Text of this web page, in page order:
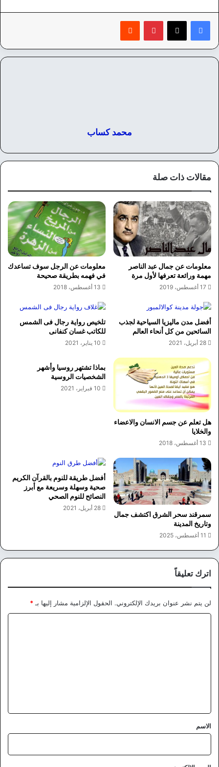
بينتيريست
محمد كساب
مقالات ذات صلة
معلومات عن جمال عبد الناصر
مهمة ورائعة تعرفها لأول مرة
17 أغسطس، 2019
معلومات عن الرجل سوف تساعدك
في فهمه بطريقة صحيحة
13 أغسطس، 2018
أفضل مدن ماليزيا السياحية لجذب
السائحين من كل أنحاء العالم
28 أبريل، 2021
تلخيص رواية رجال فى الشمس
للكاتب غسان كنفانى
10 يناير، 2021
هل تعلم عن جسم الانسان والاعضاء
والخلايا
13 أغسطس، 2018
بماذا تشتهر روسيا وأشهر
الشخصيات الروسية
10 فبراير، 2021
سمرقند سحر الشرق اكتشف جمال
وتاريخ المدينة
11 أغسطس، 2025
أفضل طريقة للنوم بالقرآن الكريم
صحية وسهلة وسريعة مع أبرز
النصائح للنوم الصحي
28 أبريل، 2021
اترك تعليقاً
لن يتم نشر عنوان بريدك الإلكتروني. الحقول الإلزامية مشار إليها بـ *
*
الاسم